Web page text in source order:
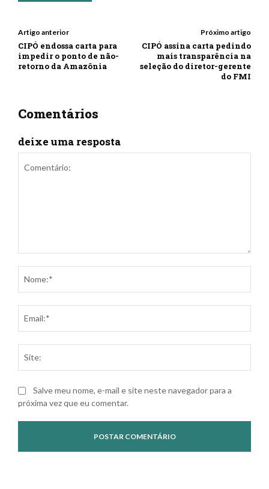
Artigo anterior
CIPÓ endossa carta para
impedir o ponto de não-
retorno da Amazônia
Próximo artigo
CIPÓ assina carta pedindo
mais transparência na
seleção do diretor-gerente
do FMI
Comentários
deixe uma resposta
Salve meu nome, e-mail e site neste navegador para a
próxima vez que eu comentar.